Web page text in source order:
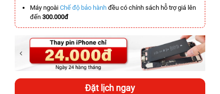
Máy ngoài Chế độ bảo hành đều có chính sách hỗ trợ giá lên
đến 300.000đ
Đặt lịch ngay